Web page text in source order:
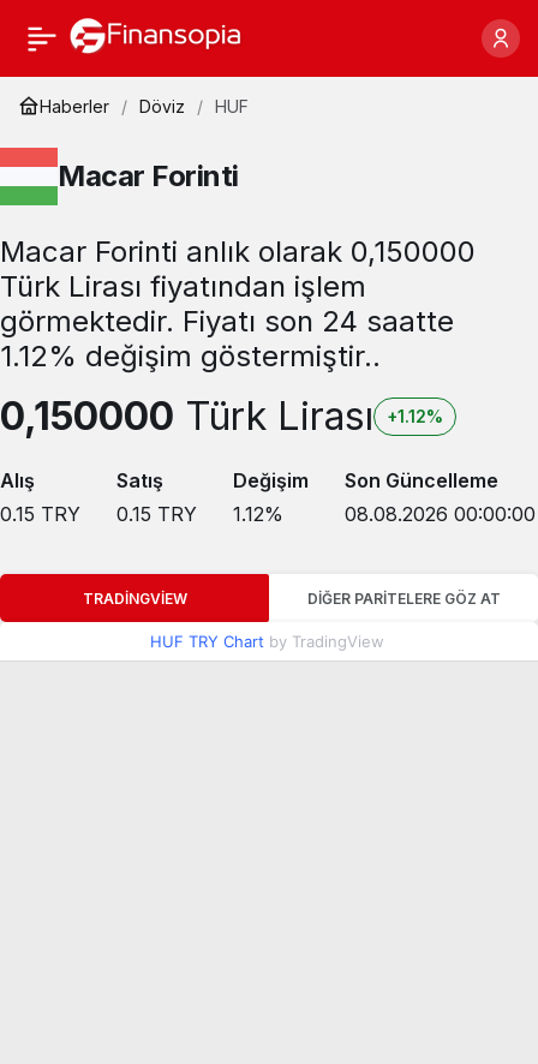
Haberler Döviz HUF
Macar Forinti
Macar Forinti anlık olarak 0,150000
Türk Lirası fiyatından işlem
görmektedir. Fiyatı son 24 saatte
1.12% değişim göstermiştir..
0,150000 Türk Lirası +1.12%
Alış
0.15 TRY
Satış
0.15 TRY
Değişim
1.12%
Son Güncelleme
08.08.2026 00:00:00
TRADINGVIEW DIĞER PARITELERE GÖZ AT
HUF TRY Chart by TradingView